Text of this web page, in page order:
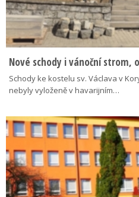
Nové schody i vánoční strom,
Schody ke kostelu sv. Václava v
nebyly vyloženě v havarijním…